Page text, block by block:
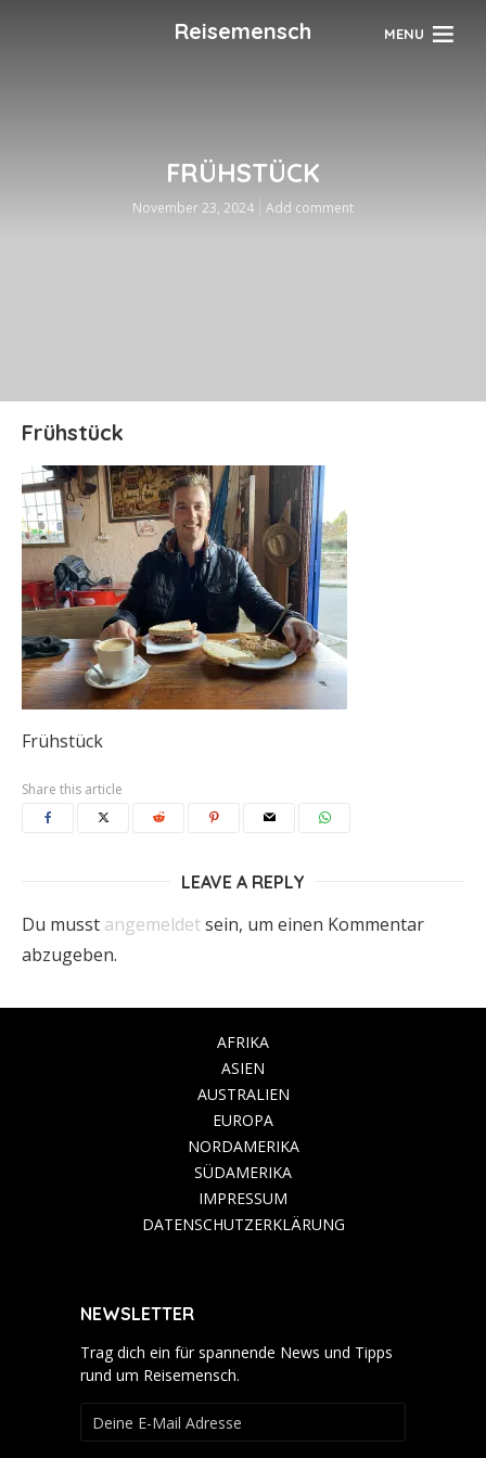
Reisemensch MENU
FRÜHSTÜCK
November 23, 2024 Add comment
Frühstück
Frühstück
Share this article
LEAVE A REPLY
Du musst angemeldetsein, um einen Kommentar
abzugeben.
AFRIKA
ASIEN
AUSTRALIEN
EUROPA
NORDAMERIKA
SÜDAMERIKA
IMPRESSUM
DATENSCHUTZERKLÄRUNG
NEWSLETTER
Trag dich ein für spannende News und Tipps
rund um Reisemensch.